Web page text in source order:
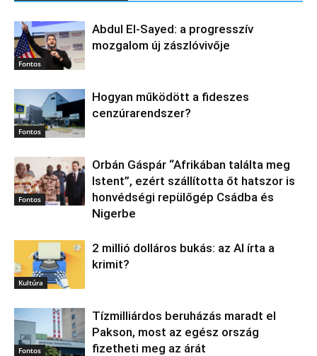
Fontos
Abdul El‑Sayed: a progresszív
mozgalom új zászlóvivője
Fontos
Hogyan működött a fideszes
cenzúrarendszer?
Fontos
Orbán Gáspár “Afrikában találta meg
Istent”, ezért szállította őt hatszor is
honvédségi repülőgép Csádba és
Nigerbe
Kultúra
2 millió dolláros bukás: az AI írta a
krimit?
Fontos
Tízmilliárdos beruházás maradt el
Pakson, most az egész ország
fizetheti meg az árát